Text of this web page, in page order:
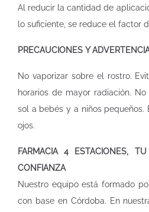
Al reducir la cantidad de
lo suficiente, se reduce el factor
PRECAUCIONES Y
No vaporizar sobre el rostro.
horarios de mayor radiación.
sol a bebés y a niños
ojos.
FARMACIA 4 ESTACIONES,
CONFIANZA
Nuestro equipo está formado
con base en Córdoba. En